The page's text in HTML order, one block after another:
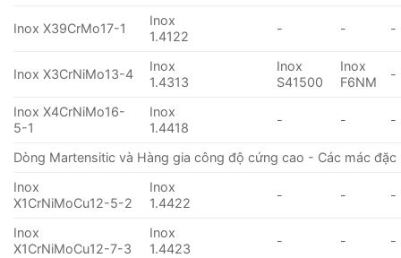
Inox X39CrMo17-1
Inox
1.4122
- - -
Inox X3CrNiMo13-4
Inox
1.4313
Inox
S41500
Inox
F6NM
-
Inox X4CrNiMo16-
5-1
Inox
1.4418
- - -
Dòng Martensitic và Hàng gia công độ cứng cao - Các mác đặc
Inox
X1CrNiMoCu12-5-2
Inox
1.4422
- - -
Inox
X1CrNiMoCu12-7-3
Inox
1.4423
- - -